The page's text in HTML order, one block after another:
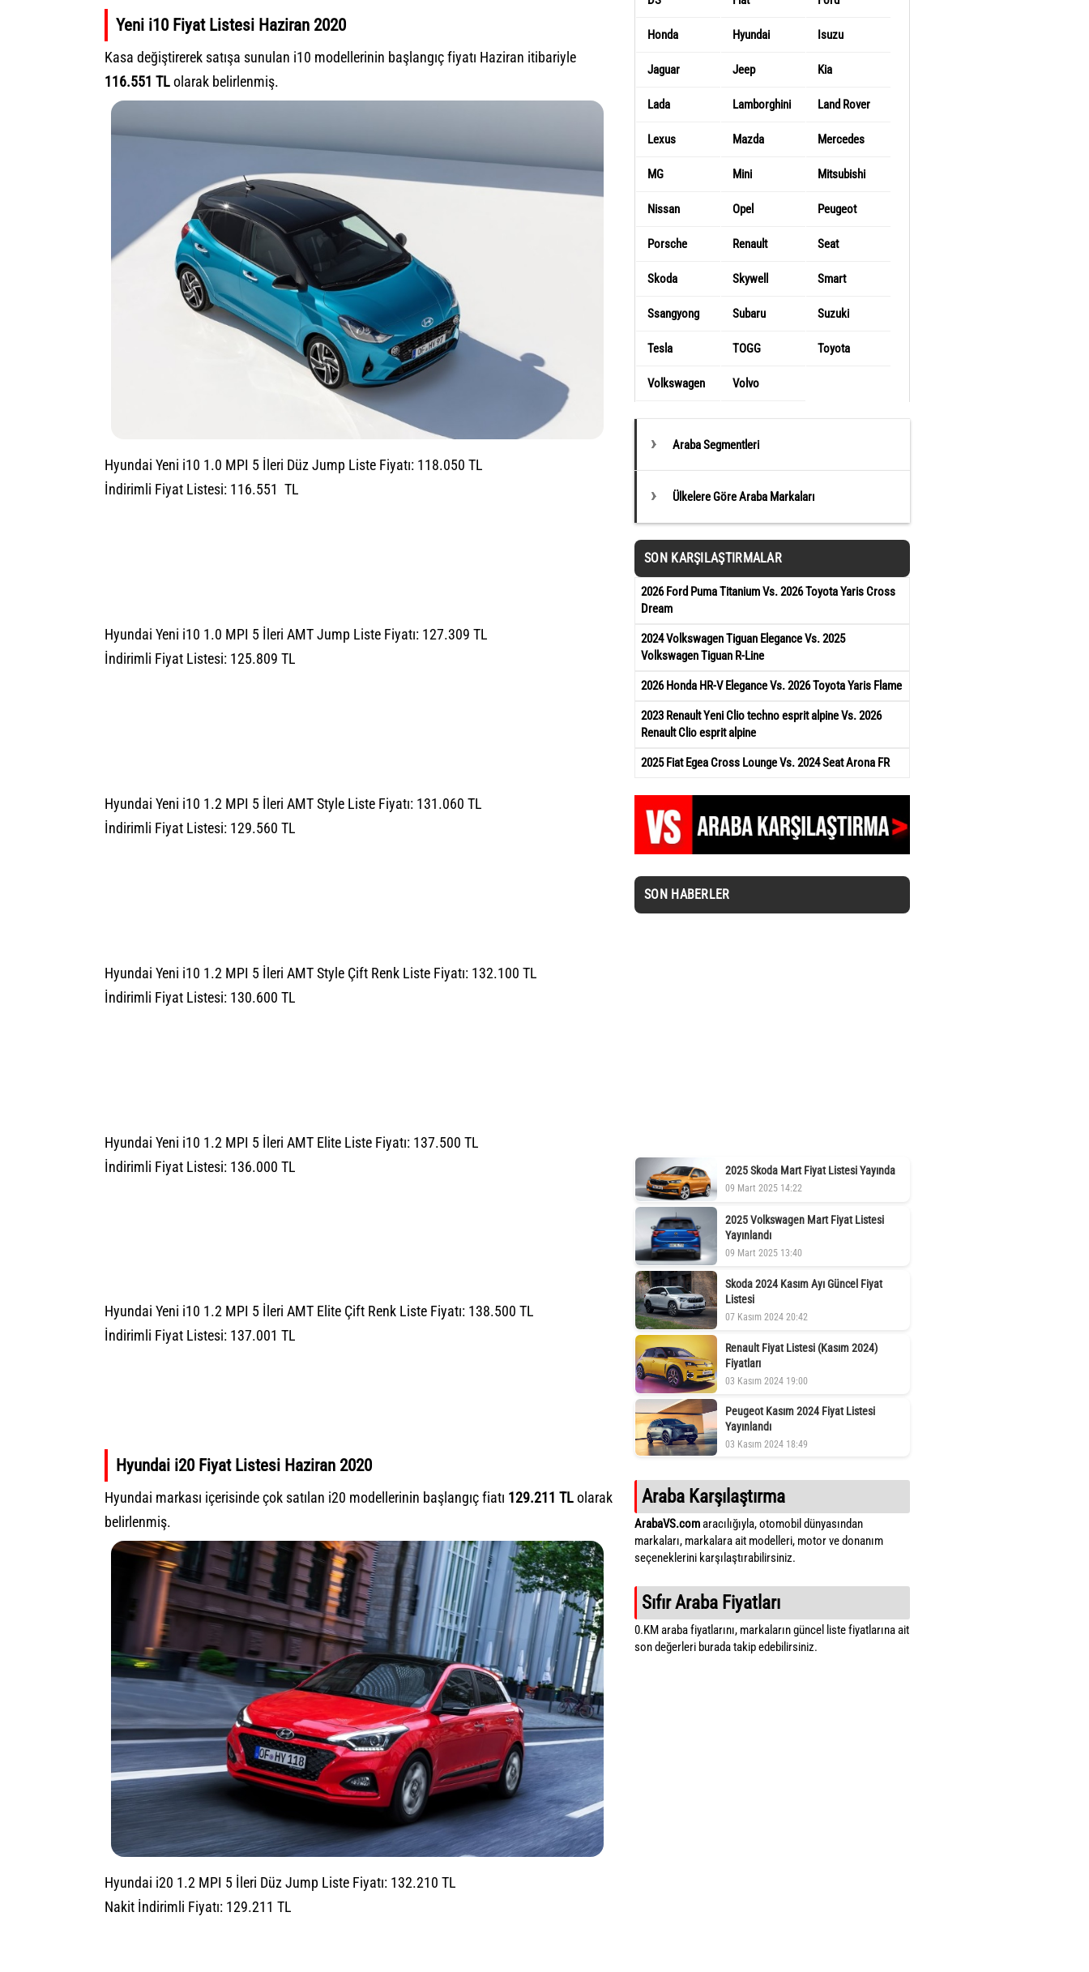
Yeni i10 Fiyat Listesi Haziran 2020
Kasa değiştirerek satışa sunulan i10 modellerinin başlangıç fiyatı Haziran itibariyle
116.551 TLolarak belirlenmiş.
Hyundai Yeni i10 1.0 MPI 5 İleri Düz Jump Liste Fiyatı: 118.050 TL
İndirimli Fiyat Listesi: 116.551 TL
Hyundai Yeni i10 1.0 MPI 5 İleri AMT Jump Liste Fiyatı: 127.309 TL
İndirimli Fiyat Listesi: 125.809 TL
Hyundai Yeni i10 1.2 MPI 5 İleri AMT Style Liste Fiyatı: 131.060 TL
İndirimli Fiyat Listesi: 129.560 TL
Hyundai Yeni i10 1.2 MPI 5 İleri AMT Style Çift Renk Liste Fiyatı: 132.100 TL
İndirimli Fiyat Listesi: 130.600 TL
Hyundai Yeni i10 1.2 MPI 5 İleri AMT Elite Liste Fiyatı: 137.500 TL
İndirimli Fiyat Listesi: 136.000 TL
Hyundai Yeni i10 1.2 MPI 5 İleri AMT Elite Çift Renk Liste Fiyatı: 138.500 TL
İndirimli Fiyat Listesi: 137.001 TL
Hyundai i20 Fiyat Listesi Haziran 2020
Hyundai markası içerisinde çok satılan i20 modellerinin başlangıç fiatı 129.211 TLolarak
belirlenmiş.
Hyundai i20 1.2 MPI 5 İleri Düz Jump Liste Fiyatı: 132.210 TL
Nakit İndirimli Fiyatı: 129.211 TL
Honda Hyundai Isuzu
Jaguar Jeep Kia
Lada Lamborghini Land Rover
Lexus Mazda Mercedes
MG Mini Mitsubishi
Nissan Opel Peugeot
Porsche Renault Seat
Skoda Skywell Smart
Ssangyong Subaru Suzuki
Tesla TOGG Toyota
Volkswagen Volvo
Araba Segmentleri
Ülkelere Göre Araba Markaları
SON KARŞILAŞTIRMALAR
2026 Ford Puma Titanium Vs. 2026 Toyota Yaris Cross
Dream
2024 Volkswagen Tiguan Elegance Vs. 2025
Volkswagen Tiguan R-Line
2026 Honda HR-V Elegance Vs. 2026 Toyota Yaris Flame
2023 Renault Yeni Clio techno esprit alpine Vs. 2026
Renault Clio esprit alpine
2025 Fiat Egea Cross Lounge Vs. 2024 Seat Arona FR
SON HABERLER
2025 Skoda Mart Fiyat Listesi Yayında
09 Mart 2025 14:22
2025 Volkswagen Mart Fiyat Listesi
Yayınlandı
09 Mart 2025 13:40
Skoda 2024 Kasım Ayı Güncel Fiyat
Listesi
07 Kasım 2024 20:42
Renault Fiyat Listesi (Kasım 2024)
Fiyatları
03 Kasım 2024 19:00
Peugeot Kasım 2024 Fiyat Listesi
Yayınlandı
03 Kasım 2024 18:49
Araba Karşılaştırma
ArabaVS.comaracılığıyla, otomobil dünyasından
markaları, markalara ait modelleri, motor ve donanım
seçeneklerini karşılaştırabilirsiniz.
Sıfır Araba Fiyatları
0.KM araba fiyatlarını, markaların güncel liste fiyatlarına ait
son değerleri burada takip edebilirsiniz.